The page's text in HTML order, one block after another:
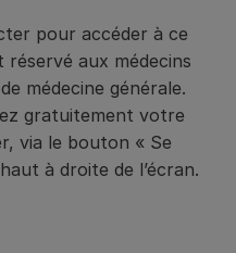
pour accéder à ce
aux médecins
médecine générale.
gratuitement votre
via le bouton « Se
à droite de l’écran.